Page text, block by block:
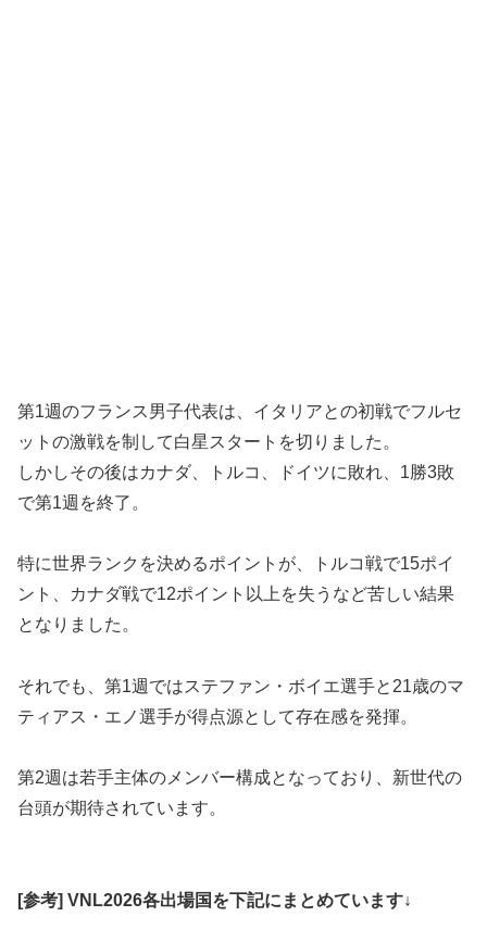
第1週のフランス男子代表は、イタリアとの初戦でフルセ
ットの激戦を制して白星スタートを切りました。
しかしその後はカナダ、トルコ、ドイツに敗れ、1勝3敗
で第1週を終了。
特に世界ランクを決めるポイントが、トルコ戦で15ポイ
ント、カナダ戦で12ポイント以上を失うなど苦しい結果
となりました。
それでも、第1週ではステファン・ボイエ選手と21歳のマ
ティアス・エノ選手が得点源として存在感を発揮。
第2週は若手主体のメンバー構成となっており、新世代の
台頭が期待されています。
[参考] VNL2026各出場国を下記にまとめています↓